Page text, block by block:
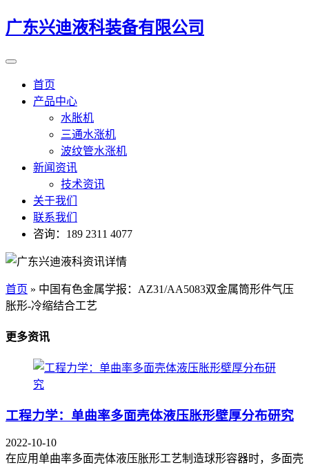
广东兴迪液科装备有限公司
首页
产品中心
水胀机
三通水涨机
波纹管水涨机
新闻资讯
技术资讯
关于我们
联系我们
咨询：189 2311 4077
首页 » 中国有色金属学报：AZ31/AA5083双金属筒形件气压
胀形-冷缩结合工艺
更多资讯
工程力学：单曲率多面壳体液压胀形壁厚分布研究
2022-10-10
在应用单曲率多面壳体液压胀形工艺制造球形容器时，多面壳